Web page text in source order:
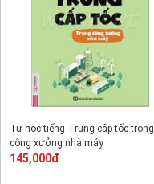
Tự học tiếng Trung cấp tốc trong
công xưởng nhà máy
145,000đ